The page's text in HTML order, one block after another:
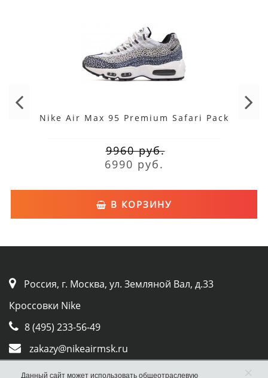
Nike Air Max 95 Premium Safari Pack
9960 руб.
6990 руб.
В КОРЗИНУ
Россия, г. Москва, ул. Земляной Вал, д.33
Кроссовки Nike
8 (495) 233-56-49
zakazy@nikeairmsk.ru
Whatsapp
Данный сайт может использовать общеотраслевую ×